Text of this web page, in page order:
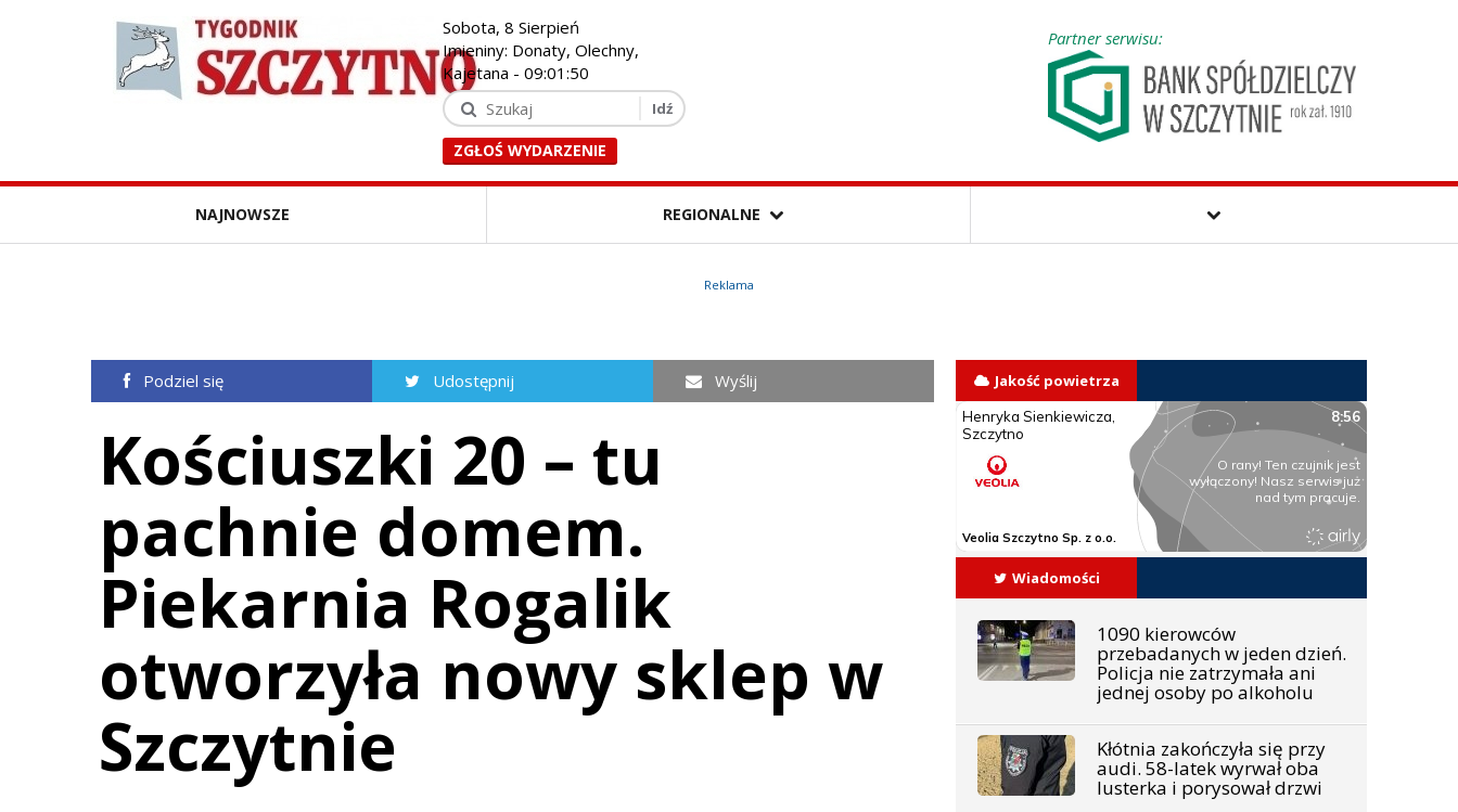
Sobota, 8 Sierpień
Imieniny: Donaty, Olechny,
Kajetana -09:01:51
ZGŁOŚ WYDARZENIE
Partner serwisu:
NAJNOWSZE REGIONALNE
Reklama
Podziel się Udostępnij Wyślij
Kościuszki 20 – tu
pachnie domem.
Piekarnia Rogalik
otworzyła nowy sklep w
Szczytnie
Jakość powietrza
Wiadomości
1090 kierowców
przebadanych w jeden dzień.
Policja nie zatrzymała ani
jednej osoby po alkoholu
Kłótnia zakończyła się przy
audi. 58-latek wyrwał oba
lusterka i porysował drzwi